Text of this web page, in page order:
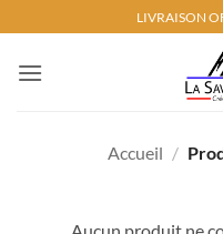
au
contenu
LIVRAISON
Accueil /